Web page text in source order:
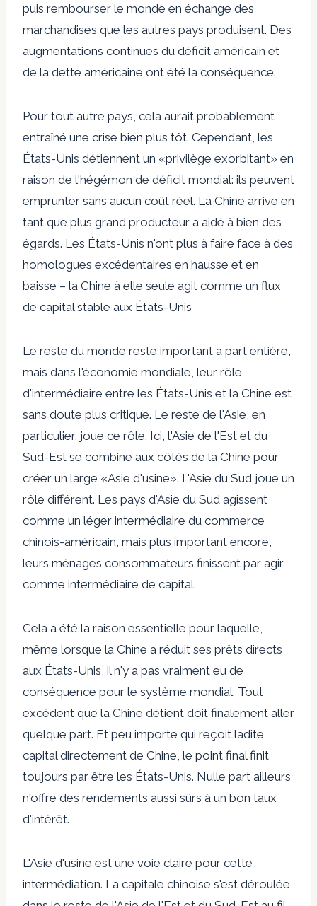
puis rembourser le monde en échange des
marchandises que les autres pays produisent. Des
augmentations continues du déficit américain et
de la dette américaine ont été la conséquence.
Pour tout autre pays, cela aurait probablement
entraîné une crise bien plus tôt. Cependant, les
États-Unis détiennent un «privilège exorbitant» en
raison de l'hégémon de déficit mondial: ils peuvent
emprunter sans aucun coût réel. La Chine arrive en
tant que plus grand producteur a aidé à bien des
égards. Les États-Unis n'ont plus à faire face à des
homologues excédentaires en hausse et en
baisse – la Chine à elle seule agit comme un flux
de capital stable aux États-Unis
Le reste du monde reste important à part entière,
mais dans l'économie mondiale, leur rôle
d'intermédiaire entre les États-Unis et la Chine est
sans doute plus critique. Le reste de l'Asie, en
particulier, joue ce rôle. Ici, l'Asie de l'Est et du
Sud-Est se combine aux côtés de la Chine pour
créer un large «Asie d'usine». L'Asie du Sud joue un
rôle différent. Les pays d'Asie du Sud agissent
comme un léger intermédiaire du commerce
chinois-américain, mais plus important encore,
leurs ménages consommateurs finissent par agir
comme intermédiaire de capital.
Cela a été la raison essentielle pour laquelle,
même lorsque la Chine a réduit ses prêts directs
aux États-Unis, il n'y a pas vraiment eu de
conséquence pour le système mondial. Tout
excédent que la Chine détient doit finalement aller
quelque part. Et peu importe qui reçoit ladite
capital directement de Chine, le point final finit
toujours par être les États-Unis. Nulle part ailleurs
n'offre des rendements aussi sûrs à un bon taux
d'intérêt.
L'Asie d'usine est une voie claire pour cette
intermédiation. La capitale chinoise s'est déroulée